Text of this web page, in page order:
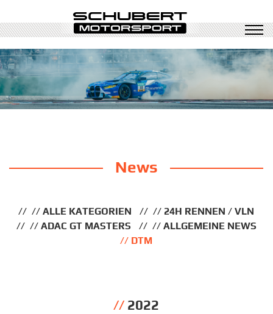
News
ALLE KATEGORIEN
24H RENNEN / VLN
ADAC GT MASTERS
ALLGEMEINE NEWS
DTM
2022